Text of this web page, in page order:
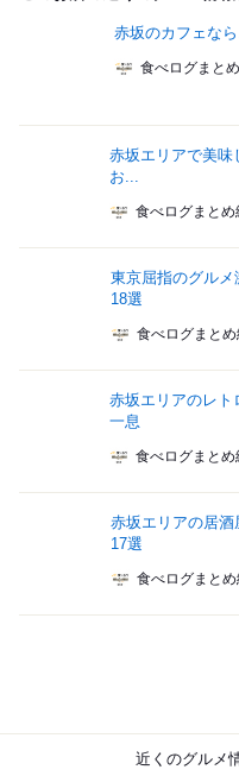
赤坂のカフェな
食べログまと
赤坂エリアで美味
お...
食べログまとめ
東京屈指のグル
18選
食べログまと
赤坂エリアのレト
一息
食べログまとめ
赤坂エリアの居
17選
食べログまと
近くのグルメ